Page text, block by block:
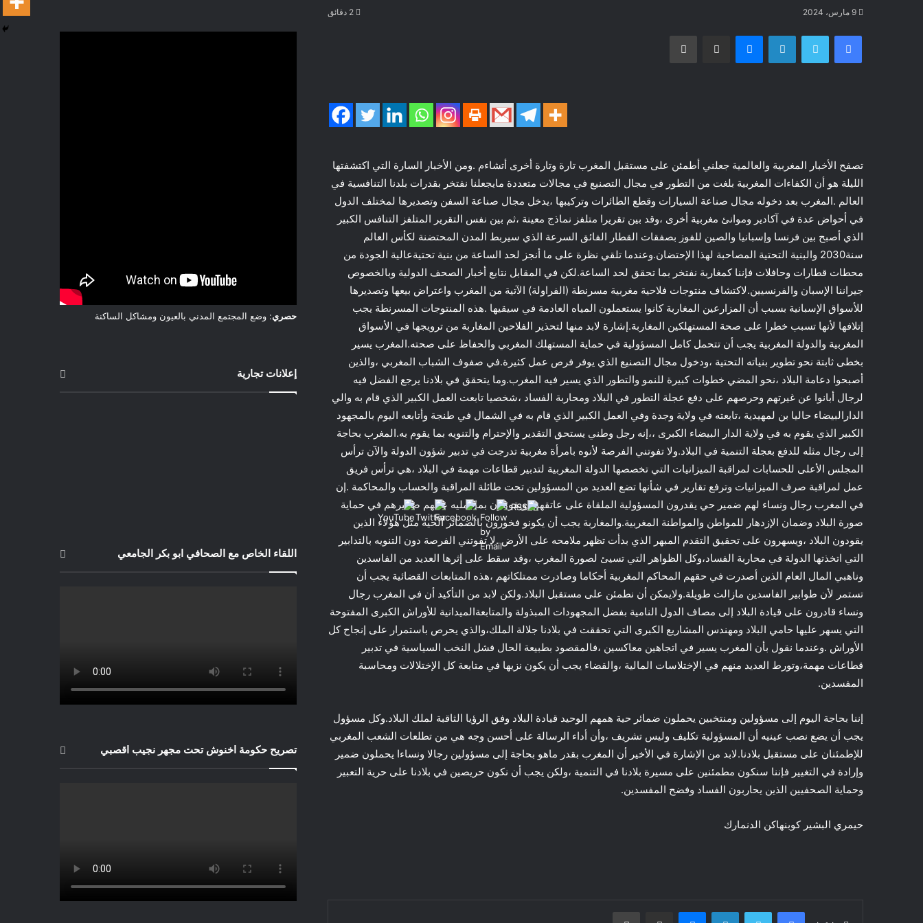
9 مارس، 2024
فيسبوك تويتر لينكدإن ماسنجر مشاركة عبر البريد طباعة
تصفح الأخبار المغربية والعالمية جعلني أطمئن على مستقبل المغرب تارة وتارة أخرى أتشاءم .ومن الأخبار السارة التي اكتشفتها
الليلة هو أن الكفاءات المغربية بلغت من التطور في مجال التصنيع في مجالات متعددة مايجعلنا نفتخر بقدرات بلدنا التنافسية في
العالم .المغرب بعد دخوله مجال صناعة السيارات وقطع الطائرات وتركيبها ،يدخل مجال صناعة السفن وتصديرها لمختلف الدول
في أحواض عدة في آكادير وموانئ مغربية أخرى ،وقد بين تقريرا متلفز نماذج معينة ،ثم بين نفس التقرير المتلفز التنافس الكبير
الذي أصبح بين فرنسا وإسبانيا والصين للفوز بصفقات القطار الفائق السرعة الذي سيربط المدن المحتضنة لكأس العالم
سنة2030 والبنية التحتية المصاحبة لهذا الإحتضان.وعندما تلقي نظرة على ما أنجز لحد الساعة من بنية تحتيةعالية الجودة من
محطات قطارات وحافلات فإننا كمغاربة نفتخر بما تحقق لحد الساعة.لكن في المقابل نتابع أخبار الصحف الدولية وبالخصوص
جيراننا الإسبان والفرنسيين.لاكتشاف منتوجات فلاحية مغربية مسرنطة (الفراولة) الآتية من المغرب واعتراض بيعها وتصديرها
للأسواق الإسبانية بسبب أن المزارعين المغاربة كانوا يستعملون المياه العادمة في سيقيها .هذه المنتوجات المسرنطة يجب
إتلافها لأنها تسبب خطرا على صحة المستهلكين المغاربة.إشارة لابد منها لتحذير الفلاحين المغاربة من ترويجها في الأسواق
المغربية والدولة المغربية يجب أن تتحمل كامل المسؤولية في حماية المستهلك المغربي والحفاظ على صحته.المغرب يسير
بخطى ثابتة نحو تطوير بنياته التحتية ،ودخول مجال التصنيع الذي يوفر فرص عمل كثيرة.في صفوف الشباب المغربي ،والذين
أصبحوا دعامة البلاد ،نحو المضي خطوات كبيرة للنمو والتطور الذي يسير فيه المغرب.وما يتحقق في بلادنا يرجع الفضل فيه
لرجال أبانوا عن غيرتهم وحرصهم على دفع عجلة التطور في البلاد ومحاربة الفساد ،شخصيا تابعت العمل الكبير الذي قام به والي
الدارالبيضاء حاليا بن لمهيدية ،تابعته في ولاية وجدة وفي العمل الكبير الذي قام به في الشمال في طنجة وأتابعه اليوم بالمجهود
الكبير الذي يقوم به في ولاية الدار البيضاء الكبرى ،،إنه رجل وطني يستحق التقدير والإحترام والتنويه بما يقوم به.المغرب بحاجة
إلى رجال مثله للدفع بعجلة التنمية في البلاد.ولا تفوتني الفرصة لأنوه بامرأة مغربية تدرجت في تدبير شؤون الدولة والآن ترأس
المجلس الأعلى للحسابات لمراقبة الميزانيات التي تخصصها الدولة المغربية لتدبير قطاعات مهمة في البلاد ،هي ترأس فريق
عمل لمراقبة صرف الميزانيات وترفع تقارير في شأنها تضع العديد من المسؤولين تحت طائلة المراقبة والحساب والمحاكمة .إن
في المغرب رجال ونساء لهم ضمير حي يقدرون المسؤولية الملقاة على عاتقهم ،ويقومون بما يمليه عليهم ضميرهم في حماية
صورة البلاد وضمان الإزدهار للمواطن والمواطنة المغربية.والمغاربة يجب أن يكونو فخورون بالضمائر الحية مثل هؤلاء الذين
يقودون البلاد ،ويسهرون على تحقيق التقدم المبهر الذي بدأت تظهر ملامحه على الأرض .لا تفوتني الفرصة دون التنويه بالتدابير
التي اتخذتها الدولة في محاربة الفساد،وكل الظواهر التي تسيئ لصورة المغرب ،وقد سقط على إثرها العديد من الفاسدين
وناهبي المال العام الذين أصدرت في حقهم المحاكم المغربية أحكاما وصادرت ممتلكاتهم ،هذه المتابعات القضائية يجب أن
تستمر لأن طوابير الفاسدين مازالت طويلة.ولايمكن أن نطمئن على مستقبل البلاد.ولكن لابد من التأكيد أن في المغرب رجال
ونساء قادرون على قيادة البلاد إلى مصاف الدول النامية بفضل المجهودات المبذولة والمتابعةالميدانية للأوراش الكبرى المفتوحة
التي يسهر عليها حامي البلاد ومهندس المشاريع الكبرى التي تحققت في بلادنا جلالة الملك،والذي يحرص باستمرار على إنجاح كل
الأوراش .وعندما نقول بأن المغرب يسير في اتجاهين معاكسين ،فالمقصود بطبيعة الحال فشل النخب السياسية في تدبير
قطاعات مهمة،وتورط العديد منهم في الإختلاسات المالية ،والقضاء يجب أن يكون نزيها في متابعة كل الإختلالات ومحاسبة
المفسدين.
إننا بحاجة اليوم إلى مسؤولين ومنتخبين يحملون ضمائر حية همهم الوحيد قيادة البلاد وفق الرؤيا الثاقبة لملك البلاد.وكل مسؤول
يجب أن يضع نصب عينيه أن المسؤولية تكليف وليس تشريف ،وأن أداء الرسالة على أحسن وجه هي من تطلعات الشعب المغربي
للإطمئنان على مستقبل بلادنا.لابد من الإشارة في الأخير أن المغرب بقدر ماهو بحاجة إلى مسؤولين رجالا ونساءا يحملون ضمير
وإرادة في التغيير فإننا سنكون مطمئنين على مسيرة بلادنا في التنمية ،ولكن يجب أن نكون حريصين في بلادنا على حرية التعبير
وحماية الصحفيين الذين يحاربون الفساد وفضح المفسدين.
حيمري البشير كوبنهاكن الدنمارك
فيسبوك تويتر لينكدإن ماسنجر مشاركة عبر البريد طباعة
حصري: وضع المجتمع المدني بالعيون ومشاكل الساكنة
إعلانات تجارية
اللقاء الخاص مع الصحافي ابو بكر الجامعي
تصريح حكومة اخنوش تحت مجهر نجيب اقصبي